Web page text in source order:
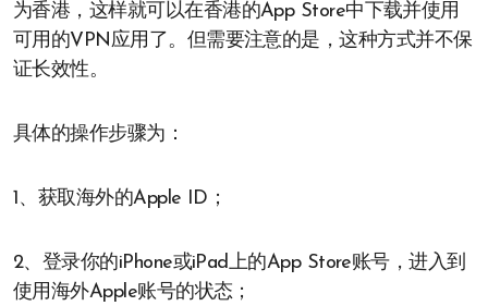
为香港，这样就可以在香港的App Store中下载并使用
可用的VPN应用了。但需要注意的是，这种方式并不保
证长效性。
具体的操作步骤为：
1、获取海外的Apple ID；
2、登录你的iPhone或iPad上的App Store账号，进入到
使用海外Apple账号的状态；